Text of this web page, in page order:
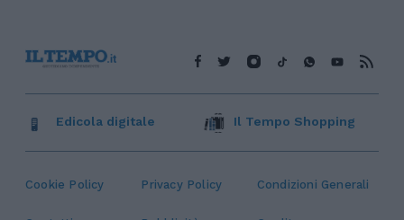
Cookie Policy Privacy Policy Condizioni Generali
Edicola digitale Il Tempo Shopping